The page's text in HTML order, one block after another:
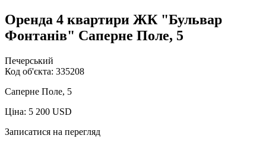
Оренда 4 квартири ЖК "Бульвар
Фонтанів" Саперне Поле, 5
Печерський
Код об'єкта: 335208
Саперне Поле, 5
Ціна: 5 200 USD
Записатися на перегляд